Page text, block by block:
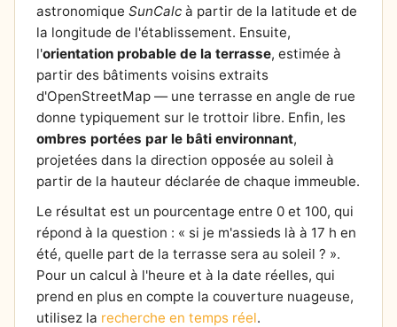
astronomique SunCalc à partir de la latitude et de
la longitude de l'établissement. Ensuite,
l'orientation probable de la terrasse, estimée à
partir des bâtiments voisins extraits
d'OpenStreetMap — une terrasse en angle de rue
donne typiquement sur le trottoir libre. Enfin, les
ombres portées par le bâti environnant,
projetées dans la direction opposée au soleil à
partir de la hauteur déclarée de chaque immeuble.
Le résultat est un pourcentage entre 0 et 100, qui
répond à la question : « si je m'assieds là à 17 h en
été, quelle part de la terrasse sera au soleil ? ».
Pour un calcul à l'heure et à la date réelles, qui
prend en plus en compte la couverture nuageuse,
utilisez la recherche en temps réel.